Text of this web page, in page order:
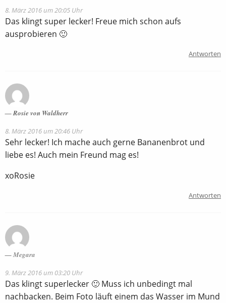
8. März 2016 um 20:05 Uhr
Das klingt super lecker! Freue mich schon aufs
ausprobieren 🙂
Antworten
Rosie von Waldherr
8. März 2016 um 20:46 Uhr
Sehr lecker! Ich mache auch gerne Bananenbrot und
liebe es! Auch mein Freund mag es!
xoRosie
Antworten
Megara
9. März 2016 um 03:20 Uhr
Das klingt superlecker 🙂 Muss ich unbedingt mal
nachbacken. Beim Foto läuft einem das Wasser im Mund